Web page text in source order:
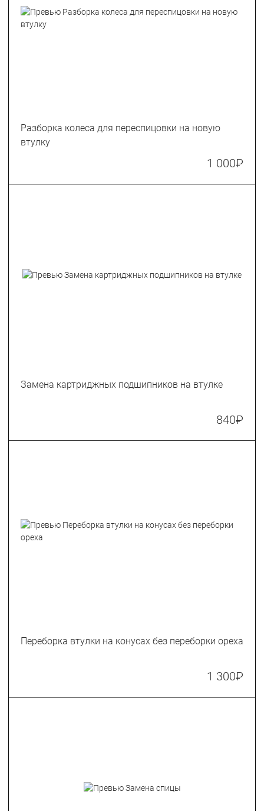
Разборка колеса для переспицовки на новую
втулку
1 000₽
Замена картриджных подшипников на втулке
840₽
Переборка втулки на конусах без переборки ореха
1 300₽